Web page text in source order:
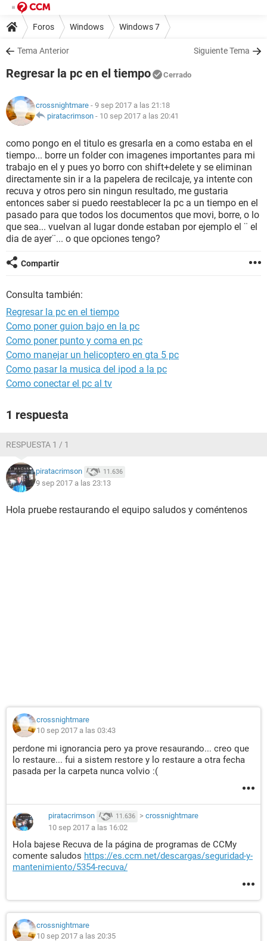
Foros Windows Windows 7
Tema Anterior Siguiente Tema
Regresar la pc en el tiempo Cerrado
crossnightmare - 9 sep 2017 a las 21:18
piratacrimson - 10 sep 2017 a las 20:41
como pongo en el titulo es gresarla en a como estaba en el
tiempo... borre un folder con imagenes importantes para mi
trabajo en el y pues yo borro con shift+delete y se eliminan
directamente sin ir a la papelera de recilcaje, ya intente con
recuva y otros pero sin ningun resultado, me gustaria
entonces saber si puedo reestablecer la pc a un tiempo en el
pasado para que todos los documentos que movi, borre, o lo
que sea... vuelvan al lugar donde estaban por ejemplo el ¨ el
dia de ayer¨... o que opciones tengo?
Compartir
Consulta también:
Regresar la pc en el tiempo
Como poner guion bajo en la pc
Como poner punto y coma en pc
Como manejar un helicoptero en gta 5 pc
Como pasar la musica del ipod a la pc
Como conectar el pc al tv
1 respuesta
RESPUESTA 1 / 1
piratacrimson 11.636
9 sep 2017 a las 23:13
Hola pruebe restaurando el equipo saludos y coméntenos
crossnightmare
10 sep 2017 a las 03:43
perdone mi ignorancia pero ya prove resaurando... creo que
lo restaure... fui a sistem restore y lo restaure a otra fecha
pasada per la carpeta nunca volvio :(
piratacrimson 11.636 > crossnightmare
10 sep 2017 a las 16:02
Hola bajese Recuva de la página de programas de CCMy
comente saludos https://es.ccm.net/descargas/seguridad-y-
mantenimiento/5354-recuva/
crossnightmare
10 sep 2017 a las 20:35